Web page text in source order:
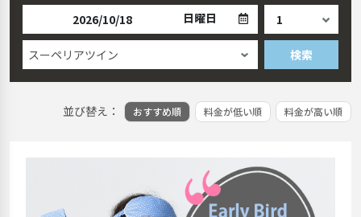
日曜日
スーペリアツイン 検索
並び替え： おすすめ順 料金が低い順 料金が高い順